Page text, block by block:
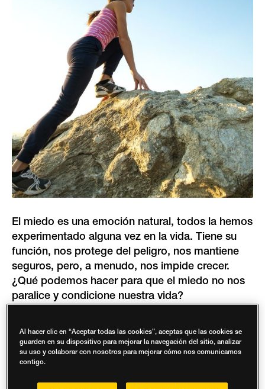
El miedo es una emoción natural, todos la hemos
experimentado alguna vez en la vida. Tiene su
función, nos protege del peligro, nos mantiene
seguros, pero, a menudo, nos impide crecer.
¿Qué podemos hacer para que el miedo no nos
paralice y condicione nuestra vida?
Las situaciones que pueden causarnos miedo son
muy variadas. Si pensamos que nuestra vida está en
Al hacer clic en “Aceptar todas las cookies”, aceptas que las cookies se
guarden en su dispositivo para mejorar la navegación del sitio, analizar
su uso y colaborar con nosotros para mejorar cómo nos comunicamos
contigo.